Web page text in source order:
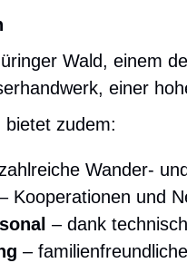
Wald, einem
einer
bietet zudem:
Wander-
Kooperationen und
– dank
–